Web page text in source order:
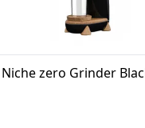
Niche zero Grinder